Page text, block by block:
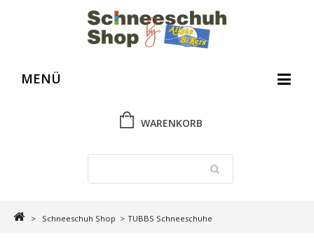
MENÜ
WARENKORB
> Schneeschuh Shop > TUBBS Schneeschuhe